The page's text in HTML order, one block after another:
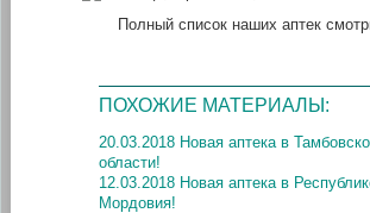
Полный список наших аптек
ПОХОЖИЕ МАТЕРИАЛЫ:
20.03.2018 Новая аптека в
области!
12.03.2018 Новая аптека в
Мордовия!